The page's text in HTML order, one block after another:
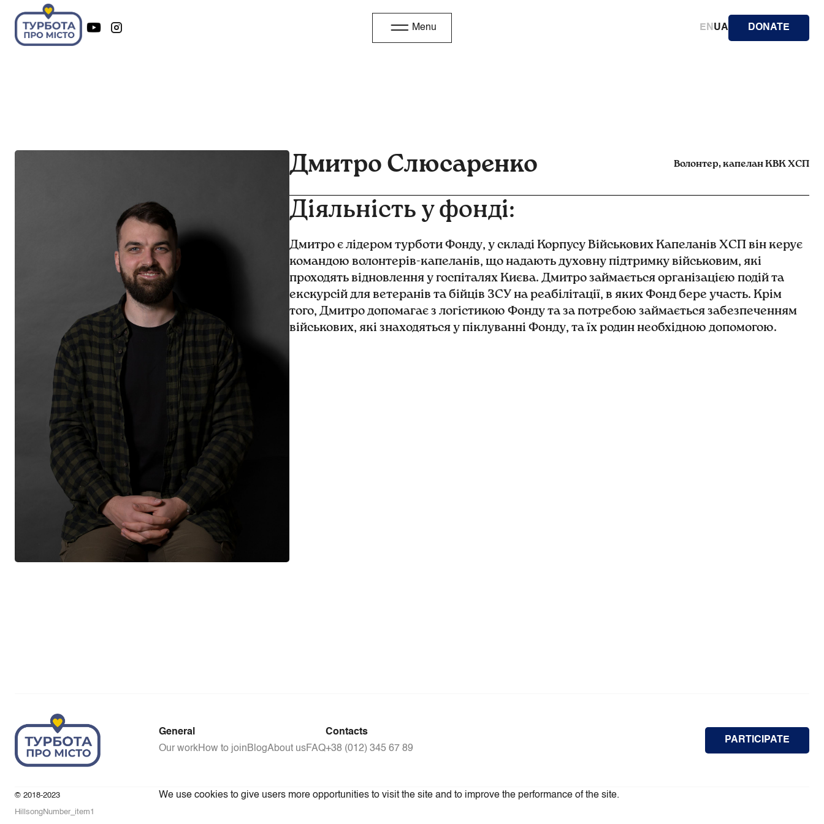
Menu EN UA DONATE
Дмитро Слюсаренко Волонтер, капелан КВК ХСП
Діяльність у фонді:
Дмитро є лідером турботи Фонду, у складі Корпусу Військових Капеланів ХСП він керує
командою волонтерів-капеланів, що надають духовну підтримку військовим, які
проходять відновлення у госпіталях Києва. Дмитро займається організацією подій та
екскурсій для ветеранів та бійців ЗСУ на реабілітації, в яких Фонд бере участь. Крім
того, Дмитро допомагає з логістикою Фонду та за потребою займається забезпеченням
військових, які знаходяться у піклуванні Фонду, та їх родин необхідною допомогою.
General
Our workHow to joinBlogAbout usFAQ
Contacts
+38 (012) 345 67 89
PARTICIPATE
© 2018-2023
HillsongNumber_item1
We use cookies to give users more opportunities to visit the site and to improve the performance of the site.